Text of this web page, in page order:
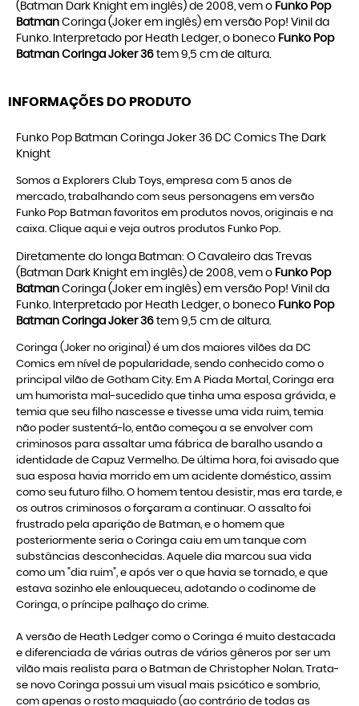
(Batman Dark Knight em inglês) de 2008, vem o Funko Pop
Batman Coringa (Joker em inglês) em versão Pop! Vinil da
Funko. Interpretado por Heath Ledger, o boneco Funko Pop
Batman Coringa Joker 36 tem 9,5 cm de altura.
INFORMAÇÕES DO PRODUTO
Funko Pop Batman Coringa Joker 36 DC Comics The Dark
Knight
Somos a Explorers Club Toys, empresa com 5 anos de
mercado, trabalhando com seus personagens em versão
Funko Pop Batman favoritos em produtos novos, originais e na
caixa. Clique aqui e veja outros produtos Funko Pop.
Diretamente do longa Batman: O Cavaleiro das Trevas
(Batman Dark Knight em inglês) de 2008, vem o Funko Pop
Batman Coringa (Joker em inglês) em versão Pop! Vinil da
Funko. Interpretado por Heath Ledger, o boneco Funko Pop
Batman Coringa Joker 36 tem 9,5 cm de altura.
Coringa (Joker no original) é um dos maiores vilões da DC
Comics em nível de popularidade, sendo conhecido como o
principal vilão de Gotham City. Em A Piada Mortal, Coringa era
um humorista mal-sucedido que tinha uma esposa grávida, e
temia que seu filho nascesse e tivesse uma vida ruim, temia
não poder sustentá-lo, então começou a se envolver com
criminosos para assaltar uma fábrica de baralho usando a
identidade de Capuz Vermelho. De última hora, foi avisado que
sua esposa havia morrido em um acidente doméstico, assim
como seu futuro filho. O homem tentou desistir, mas era tarde, e
os outros criminosos o forçaram a continuar. O assalto foi
frustrado pela aparição de Batman, e o homem que
posteriormente seria o Coringa caiu em um tanque com
substâncias desconhecidas. Aquele dia marcou sua vida
como um "dia ruim", e após ver o que havia se tornado, e que
estava sozinho ele enlouqueceu, adotando o codinome de
Coringa, o príncipe palhaço do crime.
A versão de Heath Ledger como o Coringa é muito destacada
e diferenciada de várias outras de vários gêneros por ser um
vilão mais realista para o Batman de Christopher Nolan. Trata-
se novo Coringa possui um visual mais psicótico e sombrio,
com apenas o rosto maquiado (ao contrário de todas as